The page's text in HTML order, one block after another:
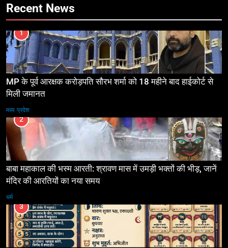
Recent News
1
MP के पूर्व आरक्षक करोड़पति सौरभ शर्मा को 18 महीने बाद हाईकोर्ट से
मिली जमानत
मध्य प्रदेश
2
बाबा महाकाल की भस्म आरती: श्रावण मास में उमड़ी भक्तों की भीड़, जानें
मंदिर की आरतियों का नया समय
धर्म
3